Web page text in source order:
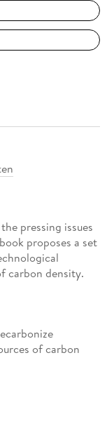
pressing issues
proposes a set
carbon density.
of carbon
as hydrogen or